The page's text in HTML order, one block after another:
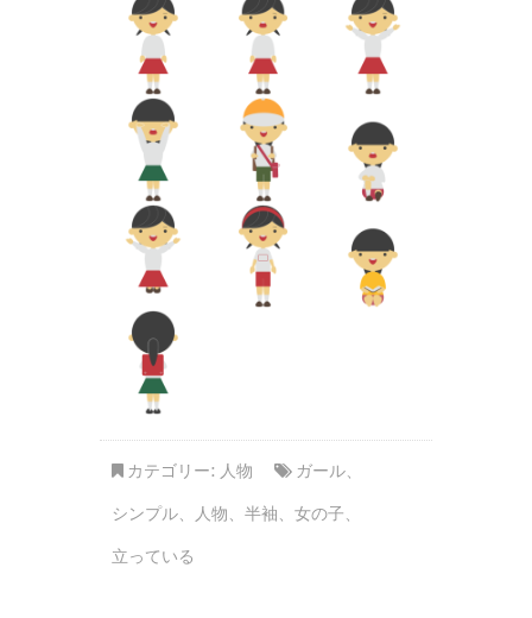
カテゴリー: 人物 ガール、
シンプル、 人物、 半袖、 女の子、
立っている